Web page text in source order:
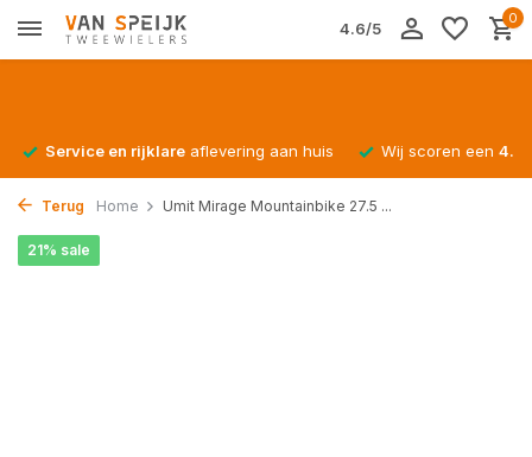
4.6/5
0
Service en rijklare aflevering aan huis Wij scoren een
Terug Home Umit Mirage Mountainbike 27.5 ...
21% sale